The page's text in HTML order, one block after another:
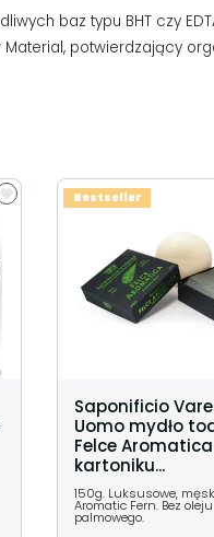
baz typu BHT czy
potwierdzający
Saponificio
Uomo mydło
Felce
kartoniku...
150g. Luksusowe,
Aromatic Fern. Bez oleju
palmowego.
Bestseller